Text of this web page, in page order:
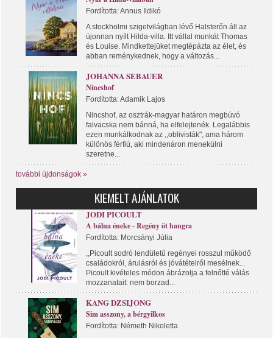
Fordította: Annus Ildikó
A stockholmi szigetvilágban lévő Halsterőn áll az
újonnan nyílt Hilda-villa. Itt vállal munkát Thomas
és Louise. Mindkettejüket megtépázta az élet, és
abban reménykednek, hogy a változás...
JOHANNA SEBAUER
Nincshof
Fordította: Adamik Lajos
Nincshof, az osztrák-magyar határon megbúvó
falvacska nem bánná, ha elfelejtenék. Legalábbis
ezen munkálkodnak az ,,oblivisták", ama három
különös férfiú, aki mindenáron menekülni
szeretne...
további újdonságok »
KIEMELT AJÁNLATOK
JODI PICOULT
A bálna éneke - Regény öt hangra
Fordította: Morcsányi Júlia
,,Picoult sodró lendületű regényei rosszul működő
családokról, árulásról és jóvátételről mesélnek...
Picoult kivételes módon ábrázolja a felnőtté válás
mozzanatait: nem borzad...
KANG DZSIJONG
Sim asszony, a bérgyilkos
Fordította: Németh Nikoletta